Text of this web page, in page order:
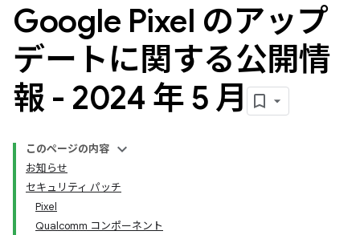
Google Pixel のアップ
デートに関する公開情
報 - 2024 年 5 月
このページの内容
お知らせ
セキュリティ パッチ
Pixel
Qualcomm コンポーネント